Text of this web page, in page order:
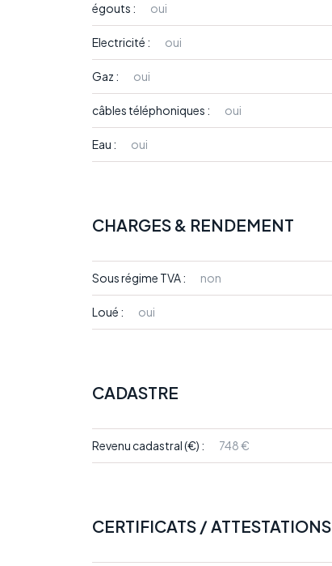
égouts : oui
Electricité : oui
Gaz : oui
câbles téléphoniques : oui
Eau : oui
CHARGES & RENDEMENT
Sous régime TVA : non
Loué : oui
CADASTRE
Revenu cadastral (€) : 748 €
CERTIFICATS / ATTESTATIONS